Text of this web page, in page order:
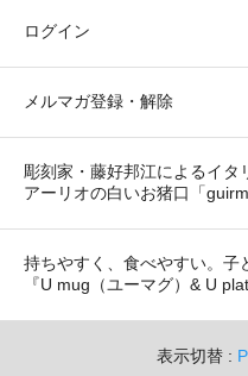
ログイン
メルマガ登録・解除
彫刻家・藤好邦江によるイタ
アーリオの白いお猪口「
持ちやすく、食べやすい。子
『U mug（ユーマグ）& U
表示切替 :